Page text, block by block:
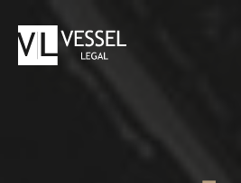
contenido